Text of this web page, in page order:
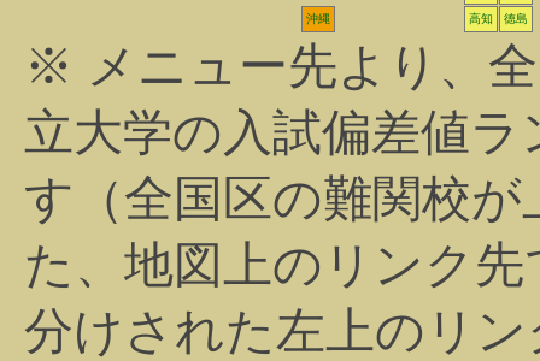
沖縄 高知 徳島
※ メニュー先より、
立大学の入試偏差値
す（全国区の難関校
た、地図上のリンク
分けされた左上のリ